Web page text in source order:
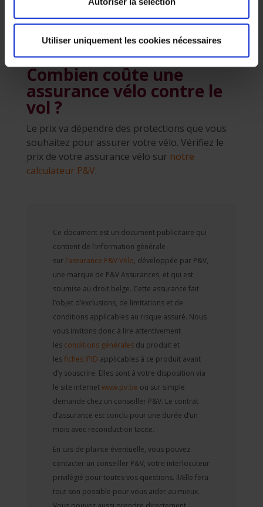
Utiliser uniquement les cookies nécessaires
la batterie n’est pas systématiquement couvert..
Combien coûte une
assurance vélo contre le
vol ?
Le prix va dépendre des protections que vous
souhaitez pour assurer votre vélo. Vérifiez le
prix de votre assurance vélo sur notre
calculateur P&V.
Ce document est un document publicitaire qui
contient de l’information générale
sur l’assurance P&V Vélo, développée par P&V,
une marque de P&V Assurances, et qui est
soumise au droit belge. Cette assurance fait
l’objet d’exclusions, de limitations et de
conditions applicables au risque assuré. Nous
vous invitons donc à lire attentivement
les conditions générales du produit et
les fiches IPID applicables à ce produit avant
d’y souscrire. Elles sont à votre disposition via
le site internetwww.pv.be ou sur simple
demande chez un conseiller P&V. Le contrat
d’assurance est conclu pour une durée d’un
mois avec reconduction tacite.
En cas de plainte éventuelle, vous pouvez
contacter un conseiller P&V, votre interlocuteur
privilégié pour toutes vos questions. Il/Elle fera
tout son possible pour vous aider au mieux.